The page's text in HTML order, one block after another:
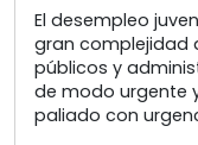
El desempleo
gran complejidad
públicos y
de modo urgente
paliado con